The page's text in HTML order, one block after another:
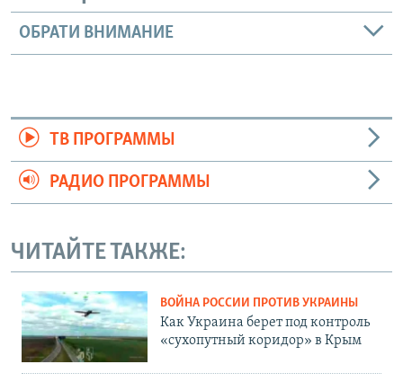
ОБРАТИ ВНИМАНИЕ
ТВ ПРОГРАММЫ
РАДИО ПРОГРАММЫ
ЧИТАЙТЕ ТАКЖЕ:
ВОЙНА РОССИИ ПРОТИВ УКРАИНЫ
Как Украина берет под контроль
«сухопутный коридор» в Крым